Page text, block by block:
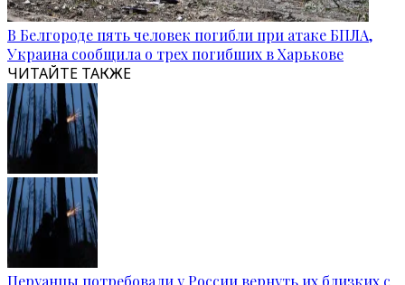
В Белгороде пять человек погибли при атаке БПЛА,
Украина сообщила о трех погибших в Харькове
ЧИТАЙТЕ ТАКЖЕ
Перуанцы потребовали у России вернуть их близких с